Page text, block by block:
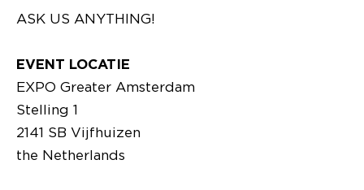
ASK US ANYTHING!
EVENT LOCATIE
EXPO Greater Amsterdam
Stelling 1
2141 SB Vijfhuizen
the Netherlands